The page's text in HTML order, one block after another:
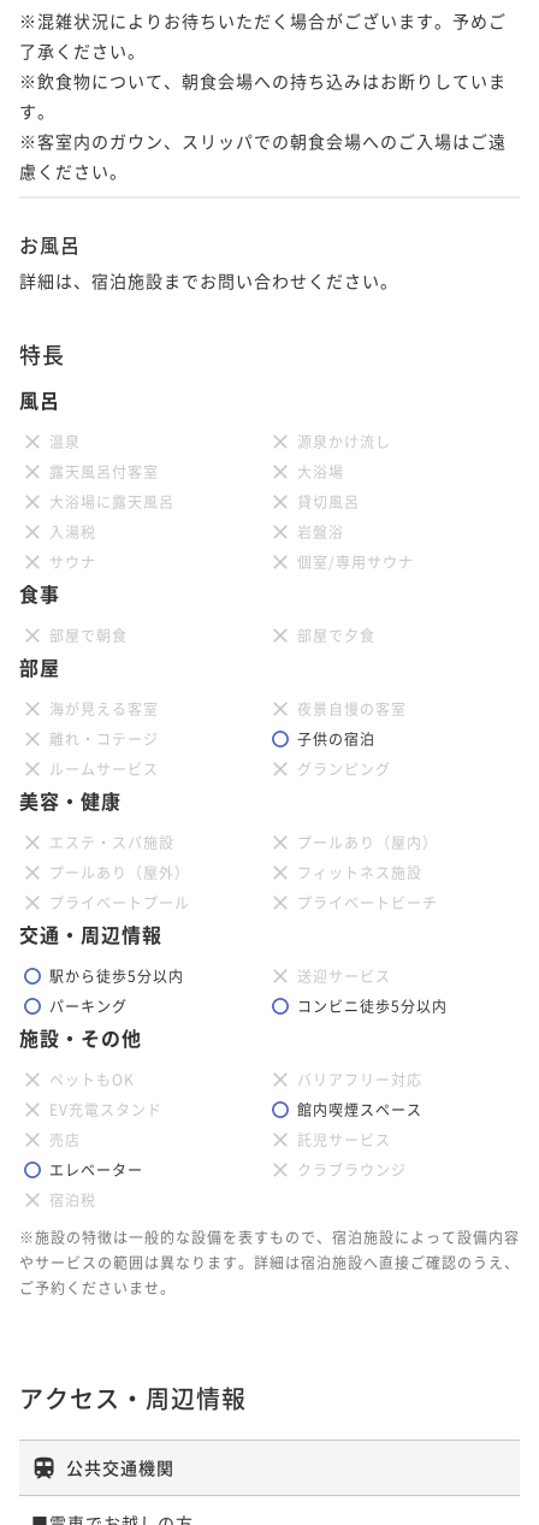
※混雑状況によりお待ちいただく場合がございます。予めご
了承ください。
※飲食物について、朝食会場への持ち込みはお断りしていま
す。
※客室内のガウン、スリッパでの朝食会場へのご入場はご遠
慮ください。
お風呂
詳細は、宿泊施設までお問い合わせください。
特長
風呂
温泉
源泉かけ流し
露天風呂付客室
大浴場
大浴場に露天風呂
貸切風呂
入湯税
岩盤浴
サウナ
個室/専用サウナ
食事
部屋で朝食 部屋で夕食
部屋
海が見える客室
夜景自慢の客室
離れ・コテージ
子供の宿泊
ルームサービス
グランピング
美容・健康
エステ・スパ施設
プールあり（屋内）
プールあり（屋外）
フィットネス施設
プライベートプール
プライベートビーチ
交通・周辺情報
駅から徒歩5分以内
送迎サービス
パーキング
コンビニ徒歩5分以内
施設・その他
ペットもOK
バリアフリー対応
EV充電スタンド
館内喫煙スペース
売店
託児サービス
エレベーター
クラブラウンジ
宿泊税
※施設の特徴は一般的な設備を表すもので、宿泊施設によって設備内容
やサービスの範囲は異なります。詳細は宿泊施設へ直接ご確認のうえ、
ご予約くださいませ。
アクセス・周辺情報
公共交通機関